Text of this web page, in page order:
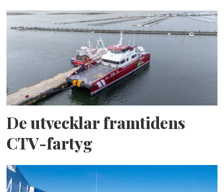
De utvecklar framtidens
CTV-fartyg